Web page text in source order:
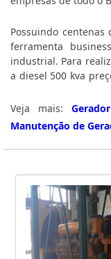
Possuindo
ferramenta
industrial. Para
a diesel 500 kva
Veja mais:
Manutenção de